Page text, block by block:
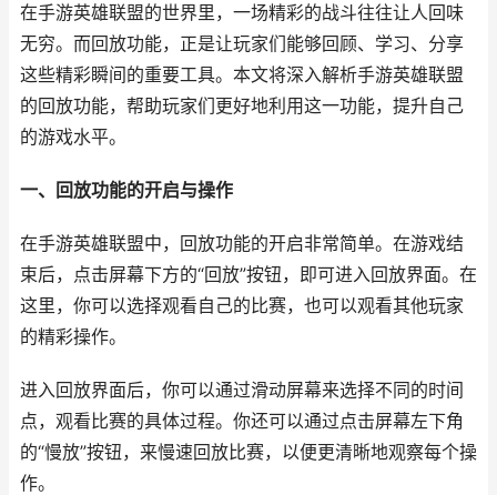
在手游英雄联盟的世界里，一场精彩的战斗往往让人回味
无穷。而回放功能，正是让玩家们能够回顾、学习、分享
这些精彩瞬间的重要工具。本文将深入解析手游英雄联盟
的回放功能，帮助玩家们更好地利用这一功能，提升自己
的游戏水平。
一、回放功能的开启与操作
在手游英雄联盟中，回放功能的开启非常简单。在游戏结
束后，点击屏幕下方的“回放”按钮，即可进入回放界面。在
这里，你可以选择观看自己的比赛，也可以观看其他玩家
的精彩操作。
进入回放界面后，你可以通过滑动屏幕来选择不同的时间
点，观看比赛的具体过程。你还可以通过点击屏幕左下角
的“慢放”按钮，来慢速回放比赛，以便更清晰地观察每个操
作。